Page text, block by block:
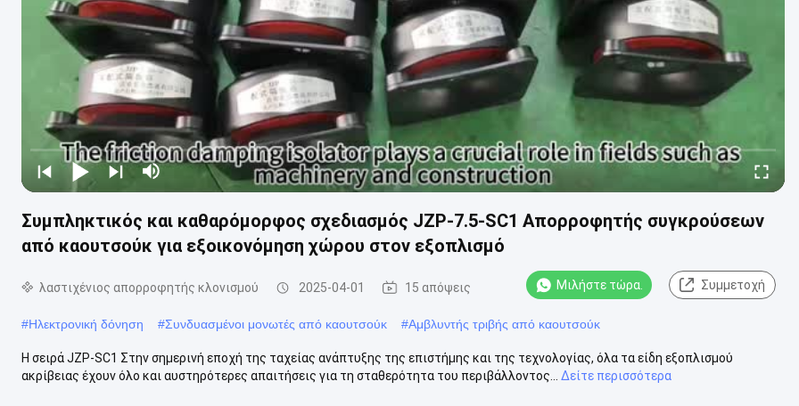
Συμπληκτικός και καθαρόμορφος σχεδιασμός JZP-7.5-SC1 Απορροφητής συγκρούσεων
από καουτσούκ για εξοικονόμηση χώρου στον εξοπλισμό
λαστιχένιος απορροφητής κλονισμού 2025-04-01 15 απόψεις Μιλήστε τώρα. Συμμετοχή
#Ηλεκτρονική δόνηση #Συνδυασμένοι μονωτές από καουτσούκ #Αμβλυντής τριβής από καουτσούκ
Η σειρά JZP-SC1 Στην σημερινή εποχή της ταχείας ανάπτυξης της επιστήμης και της τεχνολογίας, όλα τα είδη εξοπλισμού
ακρίβειας έχουν όλο και αυστηρότερες απαιτήσεις για τη σταθερότητα του περιβάλλοντος...
Δείτε περισσότερα